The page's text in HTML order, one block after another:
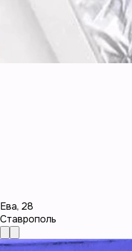
Ева, 28
Ставрополь